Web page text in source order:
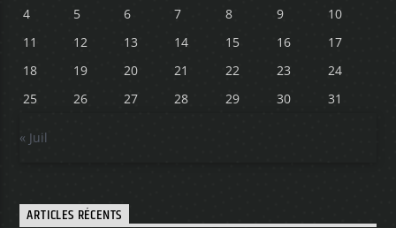
4
5 6 7 8 9
10
11
12 13 14 15 16
17
18
19 20 21 22 23
24
25
26 27 28 29 30 31
« Juil
ARTICLES RÉCENTS